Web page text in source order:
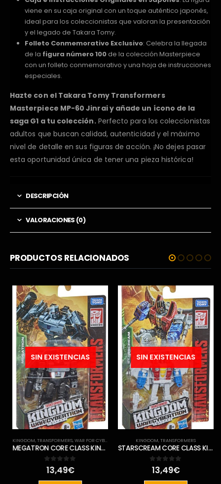
viene en su caja original con un toque auténtico japonés,
ideal para los coleccionistas que valoran la presentación
y el legado de Takara Tomy.
Folleto Conmemorativo Exclusivo: Celebra la llegada
de la figura número 100de la colección Masterpiece
con un folleto conmemorativo y una hoja de instrucciones
especiales.
Hazte con el Takara Tomy Transformers
Masterpiece MP-60 Jinrai y añade un ícono de la
saga G1 a tu colección.Perfecto para los coleccionistas
adultos que buscan calidad, autenticidad y el máximo
nivel de detalle en sus figuras de acción. ¡No dejes pasar
esta oportunidad única de tener una pieza histórica!
DESCRIPCIÓN
VALORACIONES (0)
PRODUCTOS RELACIONADOS
SIN EXISTENCIAS
KINGDOM,TRANSFORMERS,WAR FOR CYBERTRON TRILOGY
MEGATRON CORE CLASS KINGDOM TRANSFORMERS WFC-K13
out of 5
13,49€
SIN EXISTENCIAS
KINGDOM,TRANSFORMERS
STARSCREAM CORE CLASS KINGDOM TRANSFORMERS WFC-K12
out of 5
13,49€